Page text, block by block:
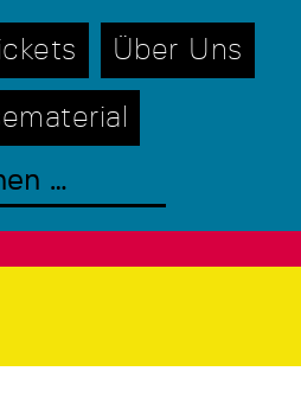
Über Uns